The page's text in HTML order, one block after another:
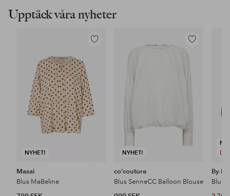
Upptäck våra nyheter
NYHET!
Lägg
Masai
Blus MaBeline
NYHET!
Lägg
co’couture
Blus SenneCC Balloon Blouse
By